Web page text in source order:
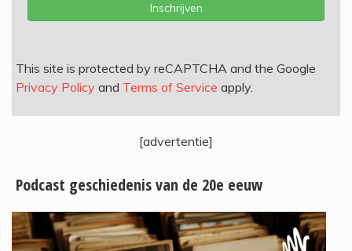
Inschrijven
This site is protected by reCAPTCHA and the Google
Privacy Policy and Terms of Service apply.
[advertentie]
Podcast geschiedenis van de 20e eeuw